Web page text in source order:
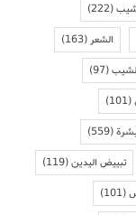
(222)
الشعر(163)
(97)
(101)
(559)
تبييض اليدين(119)
(101)